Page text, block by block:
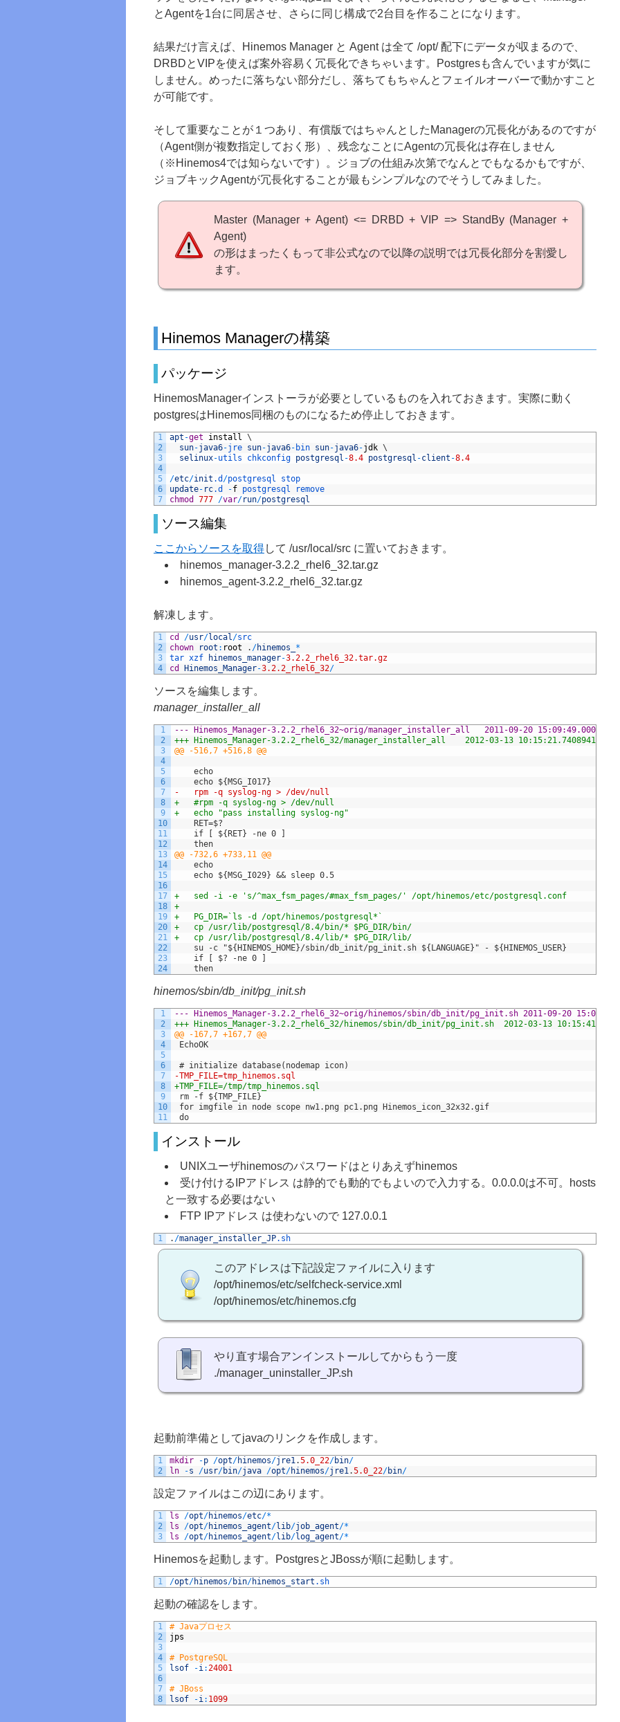
とAgentを1台に同居させ、さらに同じ構成で2台目を作ることになります。
結果だけ言えば、Hinemos Manager と Agent は全て /opt/ 配下にデータが収まるので、
DRBDとVIPを使えば案外容易く冗長化できちゃいます。Postgresも含んでいますが気に
しません。めったに落ちない部分だし、落ちてもちゃんとフェイルオーバーで動かすこと
が可能です。
そして重要なことが１つあり、有償版ではちゃんとしたManagerの冗長化があるのですが
（Agent側が複数指定しておく形）、残念なことにAgentの冗長化は存在しません
（※Hinemos4では知らないです）。ジョブの仕組み次第でなんとでもなるかもですが、
ジョブキックAgentが冗長化することが最もシンプルなのでそうしてみました。
Master (Manager + Agent) <= DRBD + VIP => StandBy (Manager +
Agent)
の形はまったくもって非公式なので以降の説明では冗長化部分を割愛し
ます。
Hinemos Managerの構築
パッケージ
HinemosManagerインストーラが必要としているものを入れておきます。実際に動く
postgresはHinemos同梱のものになるため停止しておきます。
1
2
3
4
5
6
7
apt -get install \
sun-java6-jre sun-java6- bin sun-java6-jdk \
selinux-utils chkconfig postgresql -8.4 postgresql -client -8.4
/etc/init .d /postgresql stop
update- rc.d -f postgresql
remove
chmod
777 /var/run/postgresql
ソース編集
ここからソースを取得して /usr/local/src に置いておきます。
hinemos_manager-3.2.2_rhel6_32.tar.gz
hinemos_agent-3.2.2_rhel6_32.tar.gz
解凍します。
1
2
3
4
cd /usr/local/src
chown
root : root . /hinemos_ *
tar xzf hinemos_manager-3.2.2_rhel6_32.tar.gz
cd
Hinemos_Manager-3.2.2_rhel6_32/
ソースを編集します。
manager_installer_all
1
2
3
4
5
6
7
8
9
10
11
12
13
14
15
16
17
18
19
20
21
22
23
24
--- Hinemos_Manager-3.2.2_rhel6_32~orig/manager_installer_all	2011-09-20
+++ Hinemos_Manager-3.2.2_rhel6_32/manager_installer_all	2012-03-13
@@ -516,7 +516,8 @@
echo
echo ${MSG_I017}
-	rpm -q syslog-ng > /dev/null
+	#rpm -q syslog-ng > /dev/null
+	echo "pass installing syslog-ng"
RET=$?
if [ ${RET} -ne 0 ]
then
@@ -732,6 +733,11 @@
echo
echo ${MSG_I029} && sleep 0.5
+	sed -i -e 's/^max_fsm_pages/#max_fsm_pages/' /opt/hinemos/etc/postgresql.conf
+
+	PG_DIR=`ls -d /opt/hinemos/postgresql*`
+	cp /usr/lib/postgresql/8.4/bin/* $PG_DIR/bin/
+	cp /usr/lib/postgresql/8.4/lib/* $PG_DIR/lib/
su -c "${HINEMOS_HOME}/sbin/db_init/pg_init.sh ${LANGUAGE}" - ${HINEMOS_USER}
if [ $? -ne 0 ]
then
hinemos/sbin/db_init/pg_init.sh
1
2
3
4
5
6
7
8
9
10
11
--- Hinemos_Manager-3.2.2_rhel6_32~orig/hinemos/sbin/db_init/
+++ Hinemos_Manager-3.2.2_rhel6_32/hinemos/sbin/db_init/pg_init.sh
@@ -167,7 +167,7 @@
EchoOK
# initialize database(nodemap icon)
-TMP_FILE=tmp_hinemos.sql
+TMP_FILE=/tmp/tmp_hinemos.sql
rm -f ${TMP_FILE}
for imgfile in node scope nw1.png pc1.png Hinemos_icon_32x32.gif
do
インストール
UNIXユーザhinemosのパスワードはとりあえずhinemos
受け付けるIPアドレス は静的でも動的でもよいので入力する。0.0.0.0は不可。hosts
と一致する必要はない
FTP IPアドレス は使わないので 127.0.0.1
1 . /manager_installer_JP.sh
このアドレスは下記設定ファイルに入ります
/opt/hinemos/etc/selfcheck-service.xml
/opt/hinemos/etc/hinemos.cfg
やり直す場合アンインストールしてからもう一度
./manager_uninstaller_JP.sh
起動前準備としてjavaのリンクを作成します。
1
2
mkdir -p /opt/hinemos/jre1.5.0_22/bin/
ln
-s /usr/bin/java /opt/hinemos/jre1.5.0_22/bin/
設定ファイルはこの辺にあります。
1
2
3
ls /opt/hinemos/etc/*
ls
/opt/hinemos_agent/lib/job_agent/*
ls
/opt/hinemos_agent/lib/log_agent/*
Hinemosを起動します。PostgresとJBossが順に起動します。
1 /opt/hinemos/bin/hinemos_start .sh
起動の確認をします。
1
2
3
4
5
6
7
8
# Javaプロセス
jps
# PostgreSQL
lsof
-i:24001
# JBoss
lsof
-i: 1099